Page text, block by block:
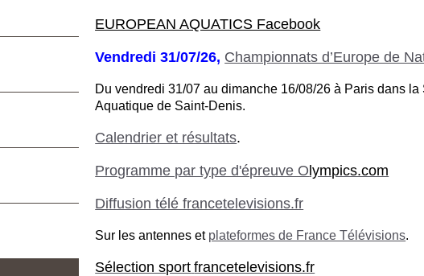
EUROPEAN AQUATICS Facebook
Vendredi 31/07/26, Championnats d’Europe de
Du vendredi 31/07 au dimanche 16/08/26 à Paris dans la
Aquatique de Saint-Denis.
Calendrier et résultats.
Programme par type d'épreuve Olympics.com
Diffusion télé francetelevisions.fr
Sur les antennes et plateformes de France Télévisions.
Sélection sport francetelevisions.fr